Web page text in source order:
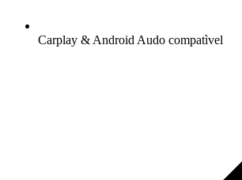
Carplay & Android Audo compatìvel